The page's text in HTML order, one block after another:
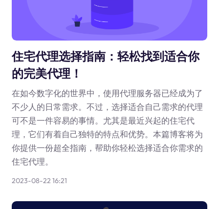
住宅代理选择指南：轻松找到适合你
的完美代理！
在如今数字化的世界中，使用代理服务器已经成为了
不少人的日常需求。不过，选择适合自己需求的代理
可不是一件容易的事情。尤其是最近兴起的住宅代
理，它们有着自己独特的特点和优势。本篇博客将为
你提供一份超全指南，帮助你轻松选择适合你需求的
住宅代理。
2023-08-22 16:21